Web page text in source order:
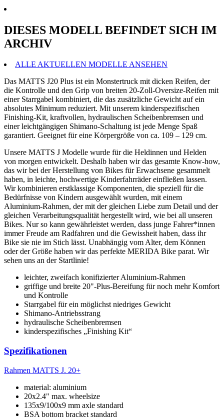
DIESES MODELL BEFINDET SICH IM
ARCHIV
ALLE AKTUELLEN MODELLE ANSEHEN
Das MATTS J20 Plus ist ein Monstertruck mit dicken Reifen, der
die Kontrolle und den Grip von breiten 20-Zoll-Oversize-Reifen mit
einer Starrgabel kombiniert, die das zusätzliche Gewicht auf ein
absolutes Minimum reduziert. Mit unserem kinderspezifischen
Finishing-Kit, kraftvollen, hydraulischen Scheibenbremsen und
einer leichtgängigen Shimano-Schaltung ist jede Menge Spaß
garantiert. Geeignet für eine Körpergröße von ca. 109 – 129 cm.
Unsere MATTS J Modelle wurde für die Heldinnen und Helden
von morgen entwickelt. Deshalb haben wir das gesamte Know-how,
das wir bei der Herstellung von Bikes für Erwachsene gesammelt
haben, in leichte, hochwertige Kinderfahrräder einfließen lassen.
Wir kombinieren erstklassige Komponenten, die speziell für die
Bedürfnisse von Kindern ausgewählt wurden, mit einem
Aluminium-Rahmen, der mit der gleichen Liebe zum Detail und der
gleichen Verarbeitungsqualität hergestellt wird, wie bei all unseren
Bikes. Nur so kann gewährleistet werden, dass junge Fahrer*innen
immer Freude am Radfahren und die Gewissheit haben, dass ihr
Bike sie nie im Stich lässt. Unabhängig vom Alter, dem Können
oder der Größe haben wir das perfekte MERIDA Bike parat. Wir
sehen uns an der Startlinie!
leichter, zweifach konifizierter Aluminium-Rahmen
griffige und breite 20"-Plus-Bereifung für noch mehr Komfort
und Kontrolle
Starrgabel für ein möglichst niedriges Gewicht
Shimano-Antriebsstrang
hydraulische Scheibenbremsen
kinderspezifisches „Finishing Kit“
Spezifikationen
Rahmen MATTS J. 20+
material: aluminium
20x2.4" max. wheelsize
135x9/100x9 mm axle standard
BSA bottom bracket standard